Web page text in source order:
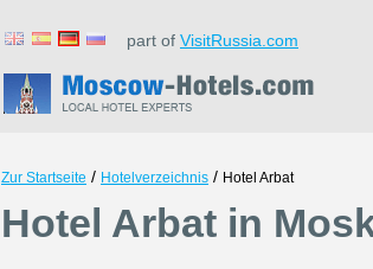
part of VisitRussia.com
Zur Startseite / Hotelverzeichnis / Hotel Arbat
Hotel Arbat in